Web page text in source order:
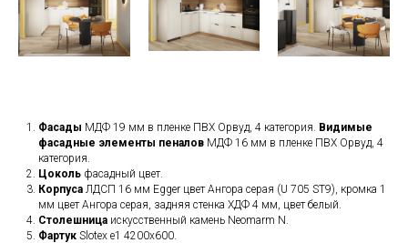
Фасады МДФ 19 мм в пленке ПВХ Орвуд, 4 категория. Видимые
фасадные элементы пеналов МДФ 16 мм в пленке ПВХ Орвуд, 4
категория.
Цоколь фасадный цвет.
Корпуса ЛДСП 16 мм Egger цвет Ангора серая (U 705 ST9), кромка 1
мм цвет Ангора серая, задняя стенка ХДФ 4 мм, цвет белый.
Столешница искусственный камень Neomarm N.
Фартук Slotex e1 4200х600.